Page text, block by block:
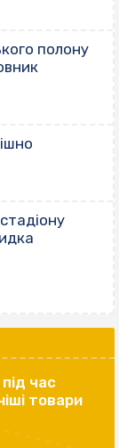
полону
час
товари